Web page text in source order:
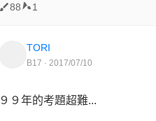
88 1
TORI
B17 · 2017/07/10
９９年的考題超難...